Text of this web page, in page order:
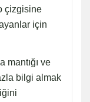
çizgisine
için
mantığı ve
bilgi almak